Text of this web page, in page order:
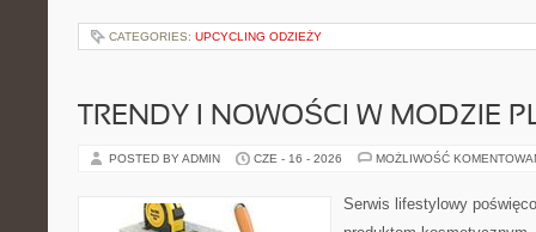
CATEGORIES: UPCYCLING ODZIEŻY
TRENDY I NOWOŚCI W MODZIE
POSTED BY ADMIN CZE - 16 - 2026 MOŻLIWOŚĆ
Serwis lifestylowy